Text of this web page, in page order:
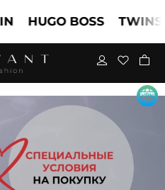
HUGO BOSS TWINSET